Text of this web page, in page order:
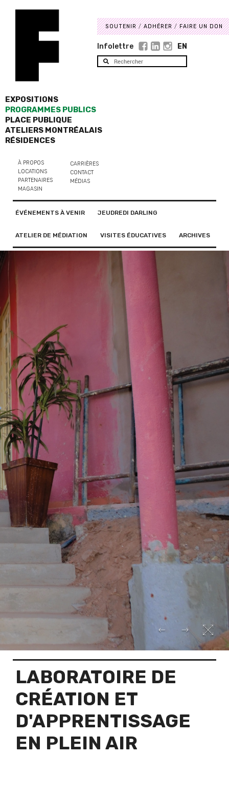
EXPOSITIONS
PROGRAMMES PUBLICS
PLACE PUBLIQUE
ATELIERS MONTRÉALAIS
RÉSIDENCES
À PROPOS
LOCATIONS
PARTENAIRES
MAGASIN
CARRIÈRES
CONTACT
MÉDIAS
SOUTENIR ADHÉRER FAIRE UN DON
Infolettre EN
ÉVÉNEMENTS À VENIR JEUDREDI DARLING
ATELIER DE MÉDIATION VISITES ÉDUCATIVES ARCHIVES
LABORATOIRE DE
CRÉATION ET
D'APPRENTISSAGE
EN PLEIN AIR